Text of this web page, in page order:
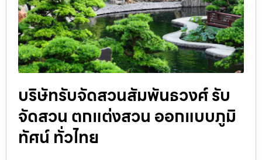
บริษัทรับจัดสวนสัมพันธวงศ์ รับ
จัดสวน ตกแต่งสวน ออกแบบภูมิ
ทัศน์ ทั่วไทย